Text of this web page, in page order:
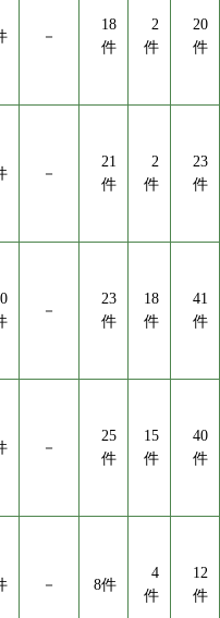
－
18
件
2
件
20
件
－
21
件
2
件
23
件
－
23
件
18
件
41
件
－
25
件
15
件
40
件
－ 8件
4
件
12
件